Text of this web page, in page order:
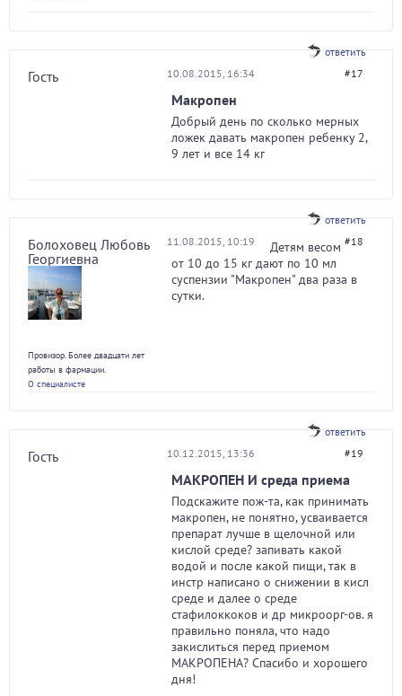
ответить
Гость 10.08.2015, 16:34 #17
Макропен
Добрый день по сколько мерных
ложек давать макропен ребенку 2,
9 лет и все 14 кг
ответить
Болоховец Любовь
Георгиевна
Провизор. Более двадцати лет
работы в фармации.
О специалисте
11.08.2015, 10:19 #18
Детям весом
от 10 до 15 кг дают по 10 мл
суспензии "Макропен" два раза в
сутки.
ответить
Гость 10.12.2015, 13:36 #19
МАКРОПЕН И среда приема
Подскажите пож-та, как принимать
макропен, не понятно, усваивается
препарат лучше в щелочной или
кислой среде? запивать какой
водой и после какой пищи, так в
инстр написано о снижении в кисл
среде и далее о среде
стафилоккоков и др микроорг-ов. я
правильно поняла, что надо
закислиться перед приемом
МАКРОПЕНА? Спасибо и хорошего
дня!